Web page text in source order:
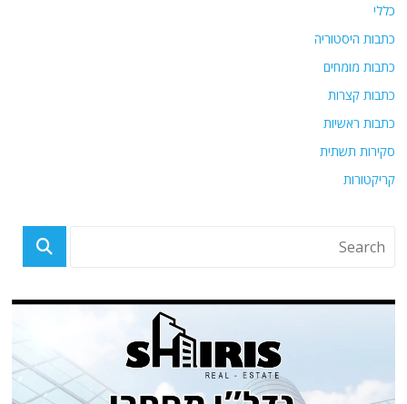
כללי
כתבות היסטוריה
כתבות מומחים
כתבות קצרות
כתבות ראשיות
סקירות תשתית
קריקטורות